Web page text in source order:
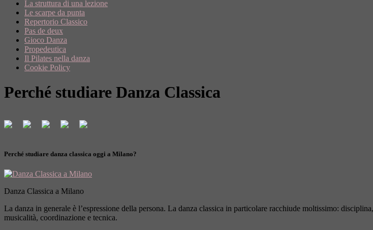
La struttura di una lezione
Le scarpe da punta
Repertorio Classico
Pas de deux
Gioco Danza
Propedeutica
Il Pilates nella danza
Cookie Policy
Perché studiare Danza Classica
Perché studiare danza classica oggi a Milano?
Danza Classica a Milano
La danza in generale è l’espressione della persona. La danza classica in particolare racchiude moltissimo:
musicalità, coordinazione e tecnica.